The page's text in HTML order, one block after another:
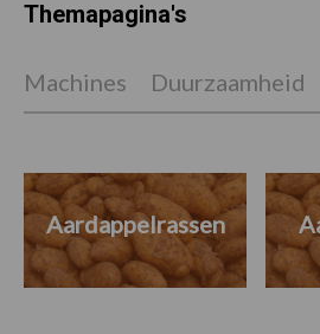
Themapagina's
Machines Duurzaamheid
Aardappelrassen